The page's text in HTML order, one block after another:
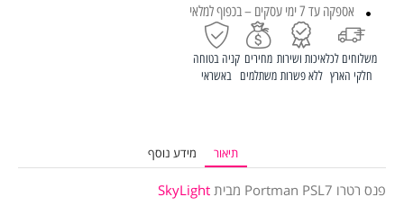
אספקה עד 7 ימי עסקים – בכפוף למלאי
משלוחים לכל
חלקי הארץ
איכות ושירות
ללא פשרות
מחירים
משתלמים
קניה בטוחה
באשראי
תיאור מידע נוסף
פנס רטרו Portman PSL7 מבית
SkyLight